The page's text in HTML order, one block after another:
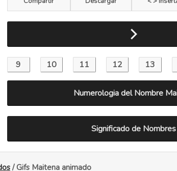
Numerologia del Nombre
Significado de Nombres
/ Gifs Maitena animado